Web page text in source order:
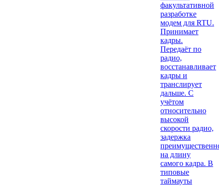
факультативной
разработке
модем для RTU.
Принимает
кадры.
Передаёт по
радио,
восстанавливает
кадры и
транслирует
дальше. С
учётом
относительно
высокой
скорости радио,
задержка
на длину
самого кадра. В
типовые
таймауты